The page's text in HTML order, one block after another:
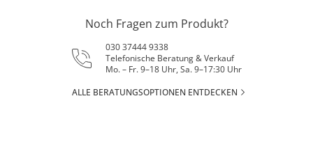
Noch Fragen zum Produkt?
030 37444 9338
Telefonische Beratung & Verkauf
Mo. – Fr. 9–18 Uhr, Sa. 9–17:30 Uhr
ALLE BERATUNGSOPTIONEN ENTDECKEN